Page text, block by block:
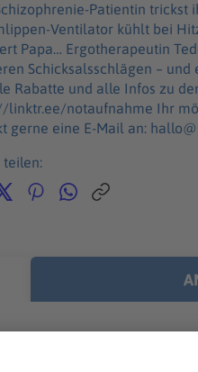
Patientin trickst
Ventilator kühlt bei
Papa… Ergotherapeutin
Schicksalsschlägen – und
Rabatte und alle Infos zu
Ihr möchtet Werbung in diesem Podcast schalten?
gerne eine E-Mail an: